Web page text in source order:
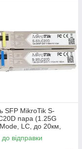
SFP MikroTik S-
пара (1.25G
LC, до 20км,
DDM)
до відправки